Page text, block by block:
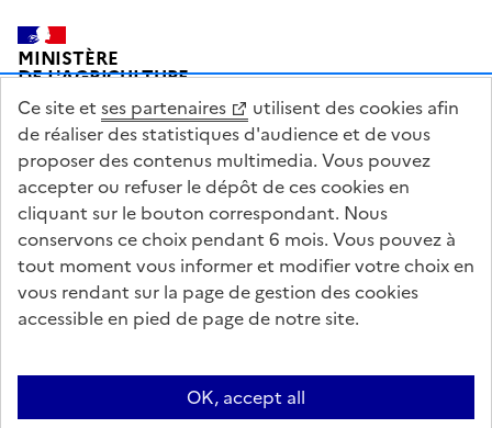
Pied de page
MINISTÈRE
DE L'AGRICULTURE
DE L'AGRO-ALIMENTAIRE
ET DE LA SOUVERAINETÉ
ALIMENTAIRE
legifrance.gouv.fr
info.gouv.fr
service-public.gouv.fr
data.gouv.fr
Questions fréquentes / Contacts
Informations publiques
Ce site et ses partenaires
utilisent des cookies afin
de réaliser des statistiques d'audience et de vous
proposer des contenus multimedia. Vous pouvez
accepter ou refuser le dépôt de ces cookies en
cliquant sur le bouton correspondant. Nous
conservons ce choix pendant 6 mois. Vous pouvez à
tout moment vous informer et modifier votre choix en
vous rendant sur la page de gestion des cookies
accessible en pied de page de notre site.
OK, accept all